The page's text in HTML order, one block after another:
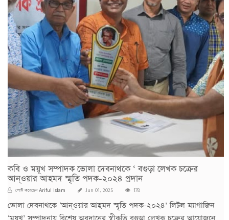
কবি ও ময়ূখ সম্পাদক ভোলা দেবনাথকে ‘ বগুড়া লেখক চক্রের
আন্ওয়ার আহমদ স্মৃতি পদক-২০২৪ প্রদান
পোস্ট করেছেনAriful Islam Jun 01, 2025 178
ভোলা দেবনাথকে ‘আন্ওয়ার আহমদ স্মৃতি পদক-২০২৪’ লিটল ম্যাগাজিন